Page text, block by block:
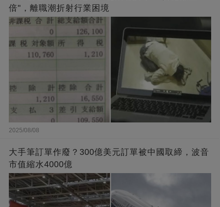
倍"，離職潮折射行業困境
2025/08/08
大手筆訂單作廢？300億美元訂單被中國取締，波音
市值縮水4000億